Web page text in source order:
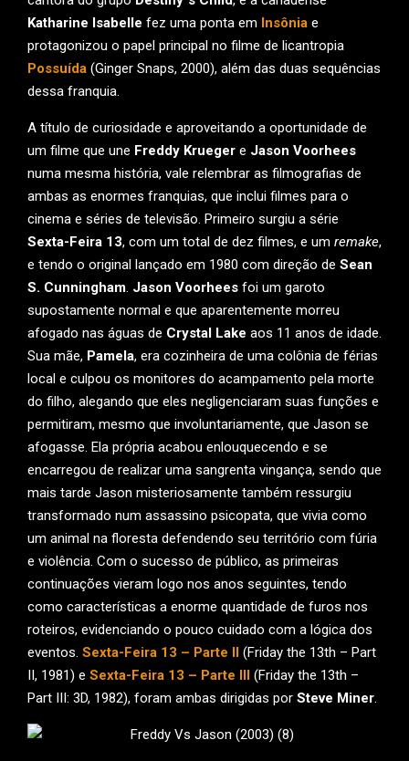
Katharine Isabelle fez uma ponta em Insônia e
protagonizou o papel principal no filme de licantropia
Possuída (Ginger Snaps, 2000), além das duas sequências
dessa franquia.
A título de curiosidade e aproveitando a oportunidade de
um filme que une Freddy Krueger e Jason Voorhees
numa mesma história, vale relembrar as filmografias de
ambas as enormes franquias, que inclui filmes para o
cinema e séries de televisão. Primeiro surgiu a série
Sexta-Feira 13, com um total de dez filmes, e um remake,
e tendo o original lançado em 1980 com direção de Sean
S. Cunningham Jason Voorhees foi um garoto
supostamente normal e que aparentemente morreu
afogado nas águas de Crystal Lake aos 11 anos de idade.
Sua mãe, Pamela, era cozinheira de uma colônia de férias
local e culpou os monitores do acampamento pela morte
do filho, alegando que eles negligenciaram suas funções e
permitiram, mesmo que involuntariamente, que Jason se
afogasse. Ela própria acabou enlouquecendo e se
encarregou de realizar uma sangrenta vingança, sendo que
mais tarde Jason misteriosamente também ressurgiu
transformado num assassino psicopata, que vivia como
um animal na floresta defendendo seu território com fúria
e violência. Com o sucesso de público, as primeiras
continuações vieram logo nos anos seguintes, tendo
como características a enorme quantidade de furos nos
roteiros, evidenciando o pouco cuidado com a lógica dos
eventos. Sexta-Feira 13 – Parte II (Friday the 13th – Part
II, 1981) e Sexta-Feira 13 – Parte III (Friday the 13th –
Part III: 3D, 1982), foram ambas dirigidas por Steve Miner